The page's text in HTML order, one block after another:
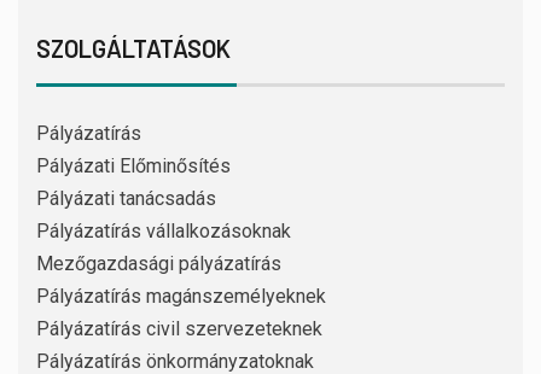
SZOLGÁLTATÁSOK
Pályázatírás
Pályázati Előminősítés
Pályázati tanácsadás
Pályázatírás vállalkozásoknak
Mezőgazdasági pályázatírás
Pályázatírás magánszemélyeknek
Pályázatírás civil szervezeteknek
Pályázatírás önkormányzatoknak